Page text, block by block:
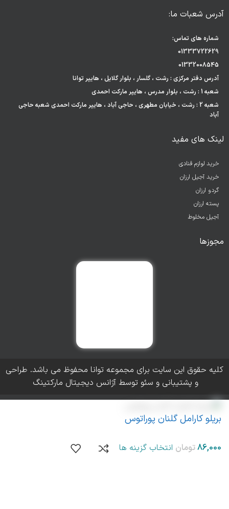
آدرس شعبات ما:
شماره های تماس:
01333722629
01332008545
آدرس دفتر مرکزی : رشت ، گلسار ، بلوار گلایل ، هایپر توانا
شعبه 1 : رشت ، بلوار مدرس ، هایپر مارکت احمدی
شعبه 2 : رشت ، خیابان مطهری ، حاجی آباد ، هایپر مارکت احمدی شعبه حاجی
آباد
لینک های مفید
خرید لوازم قنادی
خرید آجیل ارزان
گردو ارزان
پسته ارزان
آجیل مخلوط
مجوزها
کلیه حقوق این سایت برای مجموعه توانا محفوظ می باشد. طراحی
و پشتیبانی و سئو توسط آژانس دیجیتال مارکتینگ
بریلو کارامل گلنان پوراتوس
انتخاب گزینه ها